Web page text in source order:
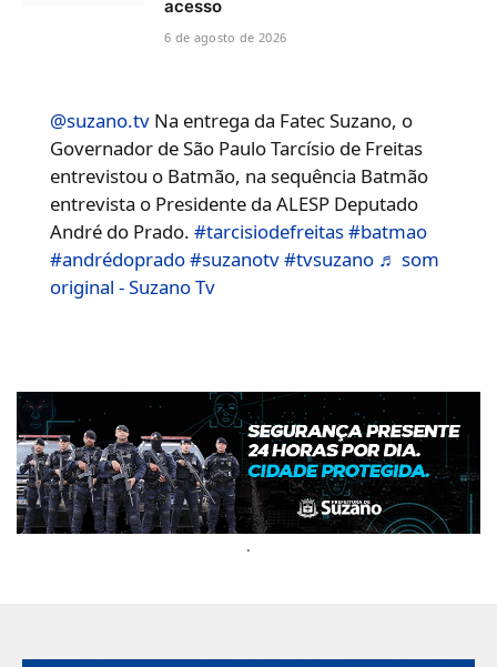
acesso
6 de agosto de 2026
@suzano.tv Na entrega da Fatec Suzano, o
Governador de São Paulo Tarcísio de Freitas
entrevistou o Batmão, na sequência Batmão
entrevista o Presidente da ALESP Deputado
André do Prado.#tarcisiodefreitas#batmao
#andrédoprado#suzanotv#tvsuzano ♬ som
original - Suzano Tv
.